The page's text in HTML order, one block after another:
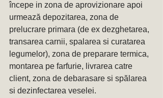
începe in zona de aprovizionare apoi
urmează depozitarea, zona de
prelucrare primara (de ex dezghetarea,
transarea carnii, spalarea si curatarea
legumelor), zona de preparare termica,
montarea pe farfurie, livrarea catre
client, zona de debarasare si spălarea
si dezinfectarea veselei.